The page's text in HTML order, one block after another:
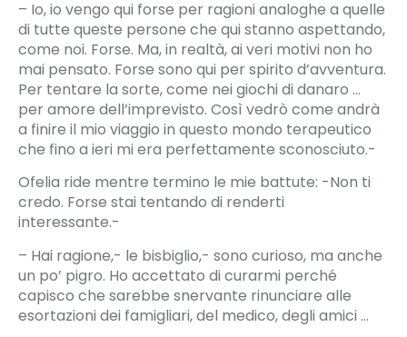
– Io, io vengo qui forse per ragioni analoghe a quelle
di tutte queste persone che qui stanno aspettando,
come noi. Forse. Ma, in realtà, ai veri motivi non ho
mai pensato. Forse sono qui per spirito d’avventura.
Per tentare la sorte, come nei giochi di danaro …
per amore dell’imprevisto. Così vedrò come andrà
a finire il mio viaggio in questo mondo terapeutico
che fino a ieri mi era perfettamente sconosciuto.-
Ofelia ride mentre termino le mie battute: -Non ti
credo. Forse stai tentando di renderti
interessante.-
– Hai ragione,- le bisbiglio,- sono curioso, ma anche
un po’ pigro. Ho accettato di curarmi perché
capisco che sarebbe snervante rinunciare alle
esortazioni dei famigliari, del medico, degli amici …